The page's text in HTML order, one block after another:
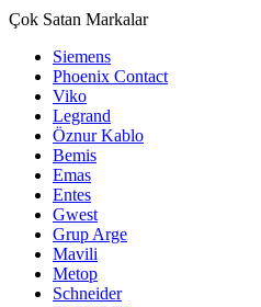
Çok Satan Markalar
Siemens
Phoenix Contact
Viko
Legrand
Öznur Kablo
Bemis
Emas
Entes
Gwest
Grup Arge
Mavili
Metop
Schneider